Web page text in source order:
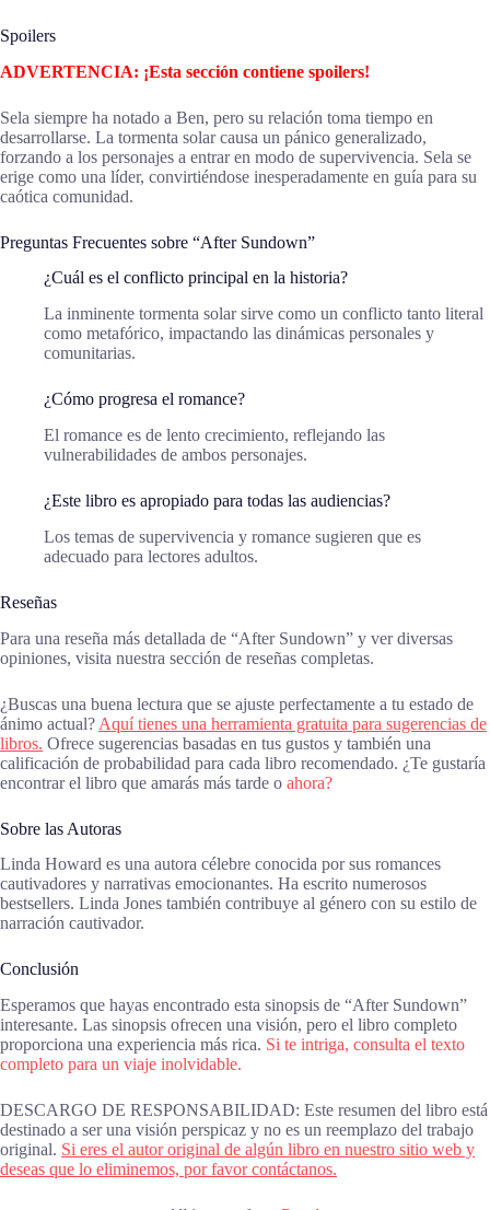
Spoilers
ADVERTENCIA: ¡Esta sección contiene spoilers!
Sela siempre ha notado a Ben, pero su relación toma tiempo en
desarrollarse. La tormenta solar causa un pánico generalizado,
forzando a los personajes a entrar en modo de supervivencia. Sela se
erige como una líder, convirtiéndose inesperadamente en guía para su
caótica comunidad.
Preguntas Frecuentes sobre “After Sundown”
¿Cuál es el conflicto principal en la historia?
La inminente tormenta solar sirve como un conflicto tanto literal
como metafórico, impactando las dinámicas personales y
comunitarias.
¿Cómo progresa el romance?
El romance es de lento crecimiento, reflejando las
vulnerabilidades de ambos personajes.
¿Este libro es apropiado para todas las audiencias?
Los temas de supervivencia y romance sugieren que es
adecuado para lectores adultos.
Reseñas
Para una reseña más detallada de “After Sundown” y ver diversas
opiniones, visita nuestra sección de reseñas completas.
¿Buscas una buena lectura que se ajuste perfectamente a tu estado de
ánimo actual? Aquí tienes una herramienta gratuita para sugerencias de
libros. Ofrece sugerencias basadas en tus gustos y también una
calificación de probabilidad para cada libro recomendado. ¿Te gustaría
encontrar el libro que amarás más tarde o ahora?
Sobre las Autoras
Linda Howard es una autora célebre conocida por sus romances
cautivadores y narrativas emocionantes. Ha escrito numerosos
bestsellers. Linda Jones también contribuye al género con su estilo de
narración cautivador.
Conclusión
Esperamos que hayas encontrado esta sinopsis de “After Sundown”
interesante. Las sinopsis ofrecen una visión, pero el libro completo
proporciona una experiencia más rica. Si te intriga, consulta el texto
completo para un viaje inolvidable.
DESCARGO DE RESPONSABILIDAD: Este resumen del libro está
destinado a ser una visión perspicaz y no es un reemplazo del trabajo
original. Si eres el autor original de algún libro en nuestro sitio web y
deseas que lo eliminemos, por favor contáctanos.